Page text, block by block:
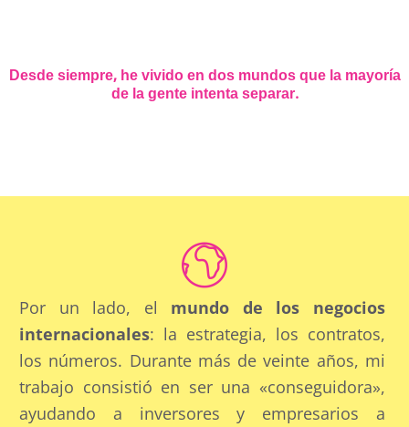
Desde siempre, he vivido en dos mundos que la mayoría
de la gente intenta separar.
Por un lado, el mundo de los negocios
internacionales: la estrategia, los contratos,
los números. Durante más de veinte años, mi
trabajo consistió en ser una «conseguidora»,
ayudando a inversores y empresarios a